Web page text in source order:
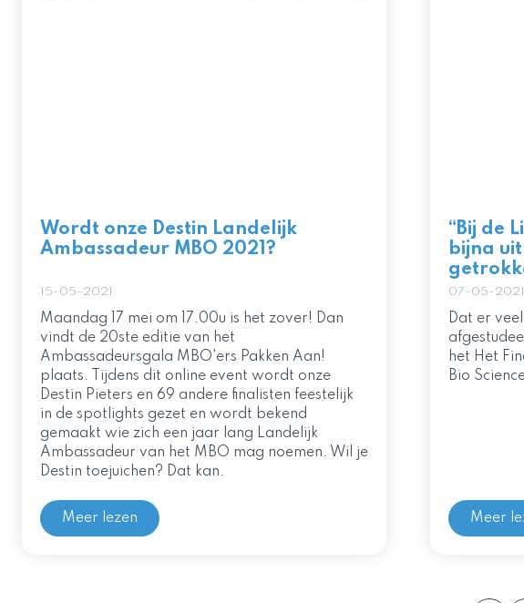
Wordt onze Destin Landelijk
Ambassadeur MBO 2021?
15-05-2021
Maandag 17 mei om 17.00u is het zover! Dan
vindt de 20ste editie van het
Ambassadeursgala MBO'ers Pakken Aan!
plaats. Tijdens dit online event wordt onze
Destin Pieters en 69 andere finalisten feestelijk
in de spotlights gezet en wordt bekend
gemaakt wie zich een jaar lang Landelijk
Ambassadeur van het MBO mag noemen. Wil je
Destin toejuichen? Dat kan.
Meer lezen
“Bij de
bijna
07-05-2021
Dat er
het Het
Bio
Meer